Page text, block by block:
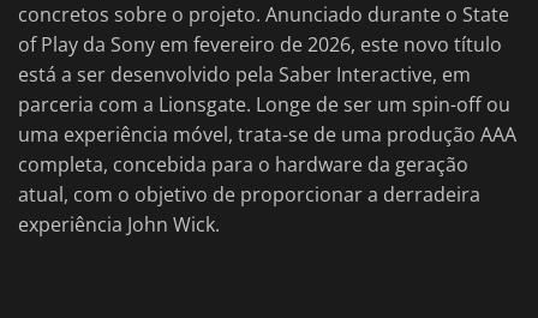
concretos sobre o projeto. Anunciado durante o State
of Play da Sony em fevereiro de 2026, este novo título
está a ser desenvolvido pela Saber Interactive, em
parceria com a Lionsgate. Longe de ser um spin-off ou
uma experiência móvel, trata-se de uma produção AAA
completa, concebida para o hardware da geração
atual, com o objetivo de proporcionar a derradeira
experiência John Wick.